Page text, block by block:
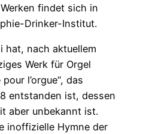
findet sich in
Drinker-Institut.
hat, nach aktuellem
Werk für Orgel
l’orgue“, das
entstanden ist, dessen
aber unbekannt ist.
inoffizielle Hymne der